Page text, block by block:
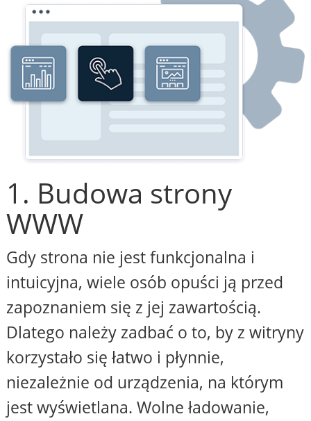
1. Budowa strony
WWW
Gdy strona nie jest funkcjonalna i
intuicyjna, wiele osób opuści ją przed
zapoznaniem się z jej zawartością.
Dlatego należy zadbać o to, by z witryny
korzystało się łatwo i płynnie,
niezależnie od urządzenia, na którym
jest wyświetlana. Wolne ładowanie,